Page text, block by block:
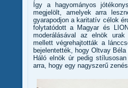
Így a hagyományos
megjelölt, amelyek arra
gyarapodjon a karitatív célok
folytatódott a Magyar és
moderálásával az elnök urak
mellett végrehajtották a
bejelentették, hogy Oltvay
Háló elnök úr pedig
arra, hogy egy nagyszerű